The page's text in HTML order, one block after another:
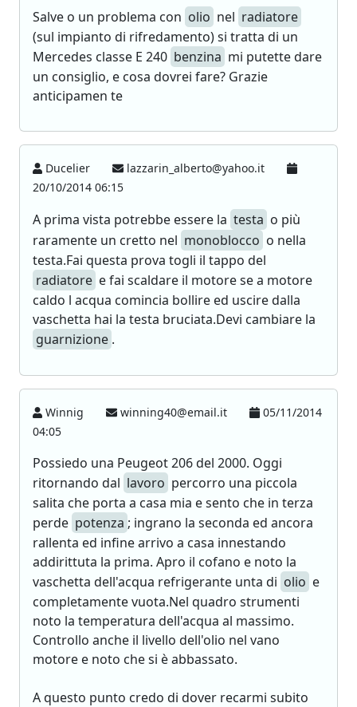
Salve o un problema con olio nel radiatore
(sul impianto di rifredamento) si tratta di un
Mercedes classe E 240 benzina mi putette dare
un consiglio, e cosa dovrei fare? Grazie
anticipamen te
Ducelier
lazzarin_alberto@yahoo.it
20/10/2014 06:15
A prima vista potrebbe essere la testa o più
raramente un cretto nel monoblocco o nella
testa.Fai questa prova togli il tappo del
radiatore e fai scaldare il motore se a motore
caldo l acqua comincia bollire ed uscire dalla
vaschetta hai la testa bruciata.Devi cambiare la
guarnizione .
Winnig winning40@email.it
05/11/2014
04:05
Possiedo una Peugeot 206 del 2000. Oggi
ritornando dal lavoro percorro una piccola
salita che porta a casa mia e sento che in terza
perde potenza ; ingrano la seconda ed ancora
rallenta ed infine arrivo a casa innestando
addirittuta la prima. Apro il cofano e noto la
vaschetta dell'acqua refrigerante unta di olio e
completamente vuota.Nel quadro strumenti
noto la temperatura dell'acqua al massimo.
Controllo anche il livello dell'olio nel vano
motore e noto che si è abbassato.
A questo punto credo di dover recarmi subito